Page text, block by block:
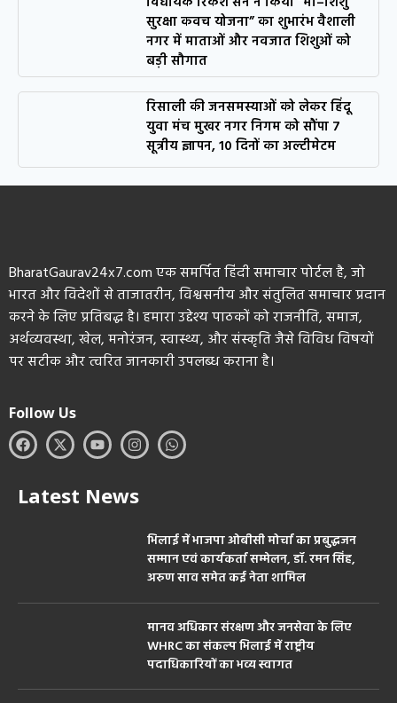
सुरक्षा कवच योजना” का शुभारंभ वैशाली
नगर में माताओं और नवजात शिशुओं को
बड़ी सौगात
रिसाली की जनसमस्याओं को लेकर हिंदू
युवा मंच मुखर नगर निगम को सौंपा 7
सूत्रीय ज्ञापन, 10 दिनों का अल्टीमेटम
BharatGaurav24x7.com एक समर्पित हिंदी समाचार पोर्टल है, जो
भारत और विदेशों से ताजातरीन, विश्वसनीय और संतुलित समाचार प्रदान
करने के लिए प्रतिबद्ध है। हमारा उद्देश्य पाठकों को राजनीति, समाज,
अर्थव्यवस्था, खेल, मनोरंजन, स्वास्थ्य, और संस्कृति जैसे विविध विषयों
पर सटीक और त्वरित जानकारी उपलब्ध कराना है।
Follow Us
Latest News
भिलाई में भाजपा ओबीसी मोर्चा का प्रबुद्धजन
सम्मान एवं कार्यकर्ता सम्मेलन, डॉ. रमन सिंह,
अरुण साव समेत कई नेता शामिल
मानव अधिकार संरक्षण और जनसेवा के लिए
WHRC का संकल्प भिलाई में राष्ट्रीय
पदाधिकारियों का भव्य स्वागत